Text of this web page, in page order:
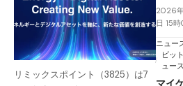
リミックスポイント（3825）は7
2026
日 15
ニュー
ビッ
ュース
マイ